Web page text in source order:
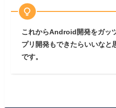
これからAndroid開発をガッ
プリ開発もできたらいいなと
です。